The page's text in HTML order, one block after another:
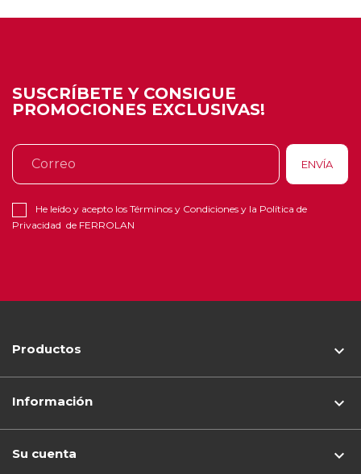
SUSCRÍBETE Y CONSIGUE
PROMOCIONES EXCLUSIVAS!
He leído y acepto los Términos y Condiciones y la Política de
Privacidad de FERROLAN
Productos 
Información 
Su cuenta 